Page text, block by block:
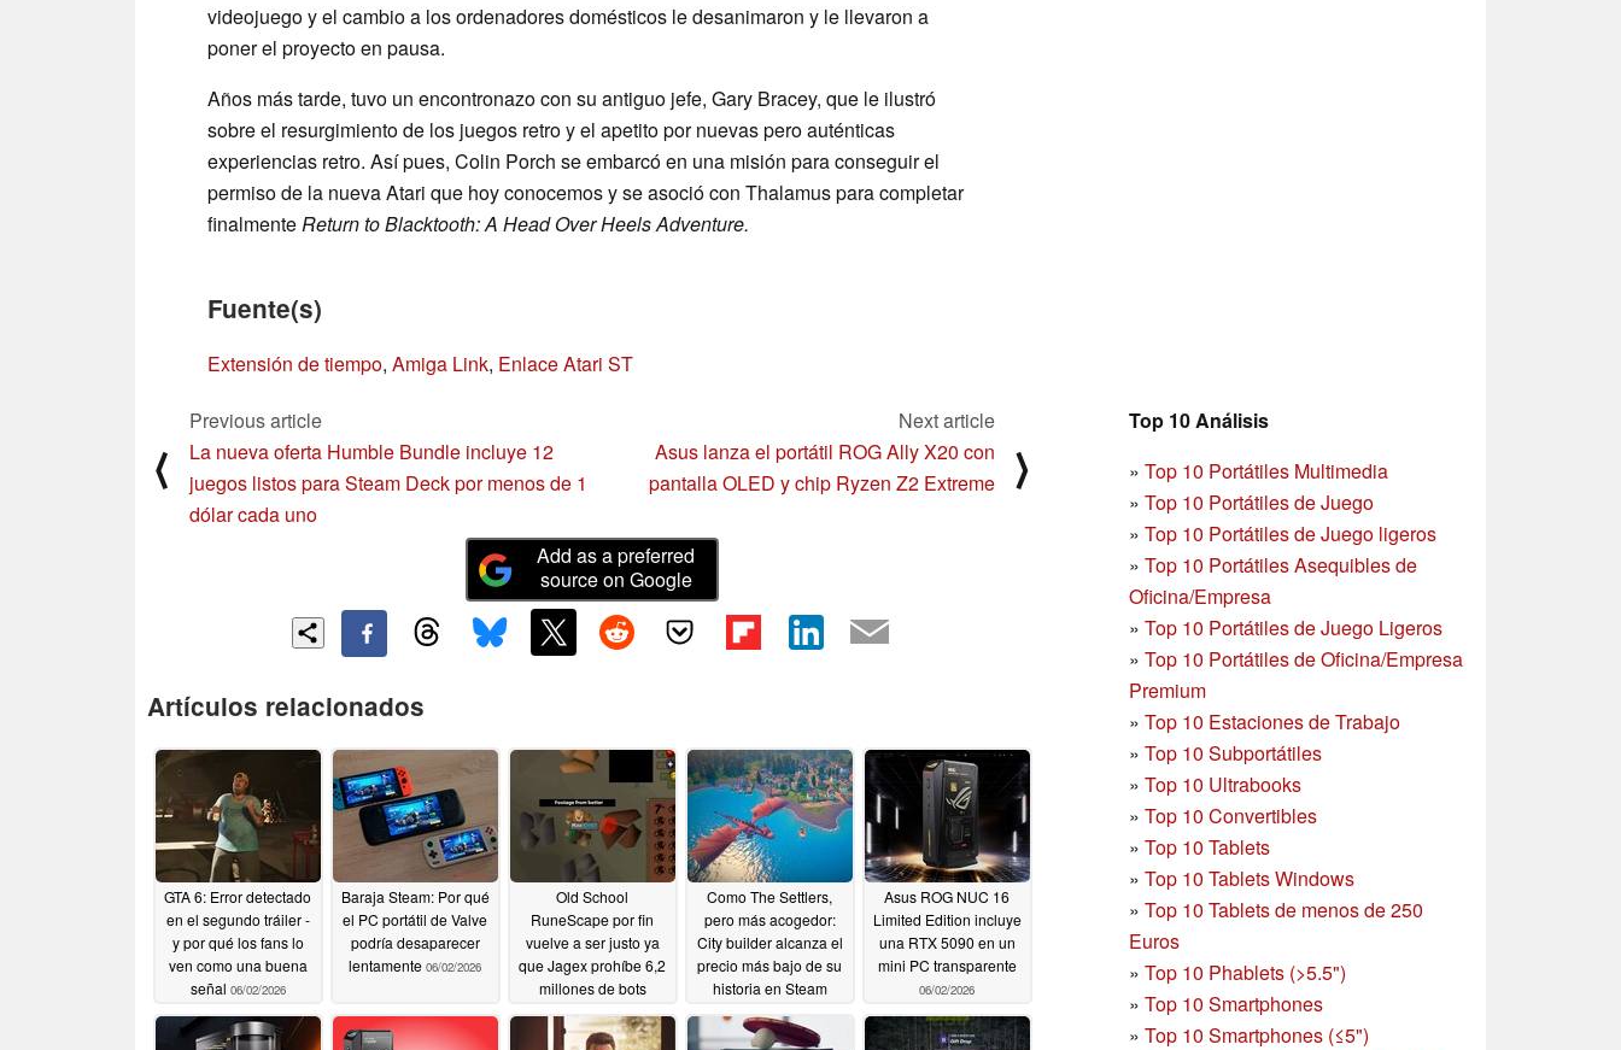
videojuego y el cambio a los ordenadores domésticos le desanimaron y le llevaron a
poner el proyecto en pausa.
Años más tarde, tuvo un encontronazo con su antiguo jefe, Gary Bracey, que le ilustró
sobre el resurgimiento de los juegos retro y el apetito por nuevas pero auténticas
experiencias retro. Así pues, Colin Porch se embarcó en una misión para conseguir el
permiso de la nueva Atari que hoy conocemos y se asoció con Thalamus para completar
finalmenteReturn to Blacktooth: A Head Over Heels Adventure.
Fuente(s)
Extensión de tiempo, Amiga Link, Enlace Atari ST
Top 10 Análisis
» Top 10 Portátiles Multimedia
» Top 10 Portátiles de Juego
» Top 10 Portátiles de Juego ligeros
» Top 10 Portátiles Asequibles de
Oficina/Empresa
» Top 10 Portátiles de Juego Ligeros
» Top 10 Portátiles de Oficina/Empresa
Premium
» Top 10 Estaciones de Trabajo
» Top 10 Subportátiles
» Top 10 Ultrabooks
» Top 10 Convertibles
» Top 10 Tablets
» Top 10 Tablets Windows
» Top 10 Tablets de menos de 250
Euros
» Top 10 Phablets (>5.5")
» Top 10 Smartphones
» Top 10 Smartphones (≤5")
⟨
Previous article
La nueva oferta Humble Bundle incluye 12
juegos listos para Steam Deck por menos de 1
dólar cada uno
Next article
Asus lanza el portátil ROG Ally X20 con
pantalla OLED y chip Ryzen Z2 Extreme
⟩
Add as a preferred
source on Google
Artículos relacionados
GTA 6: Error detectado
en el segundo tráiler -
y por qué los fans lo
ven como una buena
señal 06/02/2026
Baraja Steam: Por qué
el PC portátil de Valve
podría desaparecer
lentamente 06/02/2026
Old School
RuneScape por fin
vuelve a ser justo ya
que Jagex prohíbe 6,2
millones de bots
06/02/2026
Como The Settlers,
pero más acogedor:
City builder alcanza el
precio más bajo de su
historia en Steam
06/02/2026
Asus ROG NUC 16
Limited Edition incluye
una RTX 5090 en un
mini PC transparente
06/02/2026